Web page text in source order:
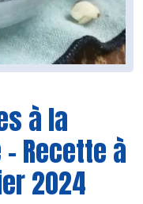
à la
Recette à
2024